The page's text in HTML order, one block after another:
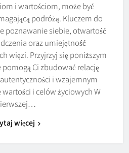
i wartościom, może być
podróżą. Kluczem do
poznawanie siebie, otwartość
oraz umiejętność
więzi. Przyjrzyj się poniższym
Ci zbudować relację
i wzajemnym
i celów życiowych W
więcej